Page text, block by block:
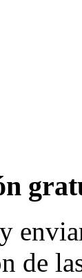
de